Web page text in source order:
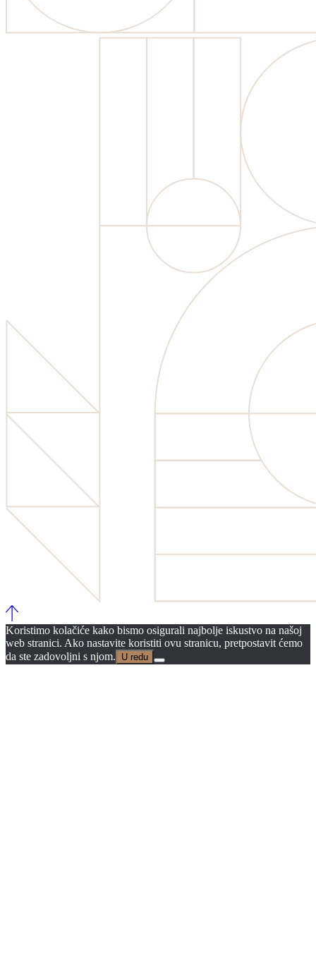
Koristimo kolačiće kako bismo osigurali najbolje iskustvo na našoj
web stranici. Ako nastavite koristiti ovu stranicu, pretpostavit ćemo
da ste zadovoljni s njom.
U redu